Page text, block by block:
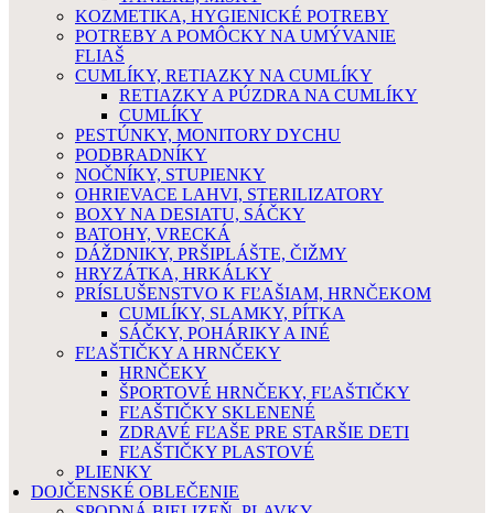
KOZMETIKA, HYGIENICKÉ POTREBY
POTREBY A POMÔCKY NA UMÝVANIE
FLIAŠ
CUMLÍKY, RETIAZKY NA CUMLÍKY
RETIAZKY A PÚZDRA NA CUMLÍKY
CUMLÍKY
PESTÚNKY, MONITORY DYCHU
PODBRADNÍKY
NOČNÍKY, STUPIENKY
OHRIEVACE LAHVI, STERILIZATORY
BOXY NA DESIATU, SÁČKY
BATOHY, VRECKÁ
DÁŽDNIKY, PRŠIPLÁŠTE, ČIŽMY
HRYZÁTKA, HRKÁLKY
PRÍSLUŠENSTVO K FĽAŠIAM, HRNČEKOM
CUMLÍKY, SLAMKY, PÍTKA
SÁČKY, POHÁRIKY A INÉ
FĽAŠTIČKY A HRNČEKY
HRNČEKY
ŠPORTOVÉ HRNČEKY, FĽAŠTIČKY
FĽAŠTIČKY SKLENENÉ
ZDRAVÉ FĽAŠE PRE STARŠIE DETI
FĽAŠTIČKY PLASTOVÉ
PLIENKY
DOJČENSKÉ OBLEČENIE